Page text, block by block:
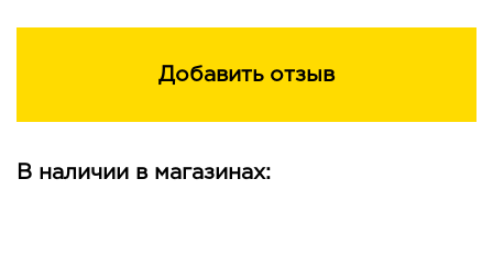
Добавить отзыв
В наличии в магазинах: